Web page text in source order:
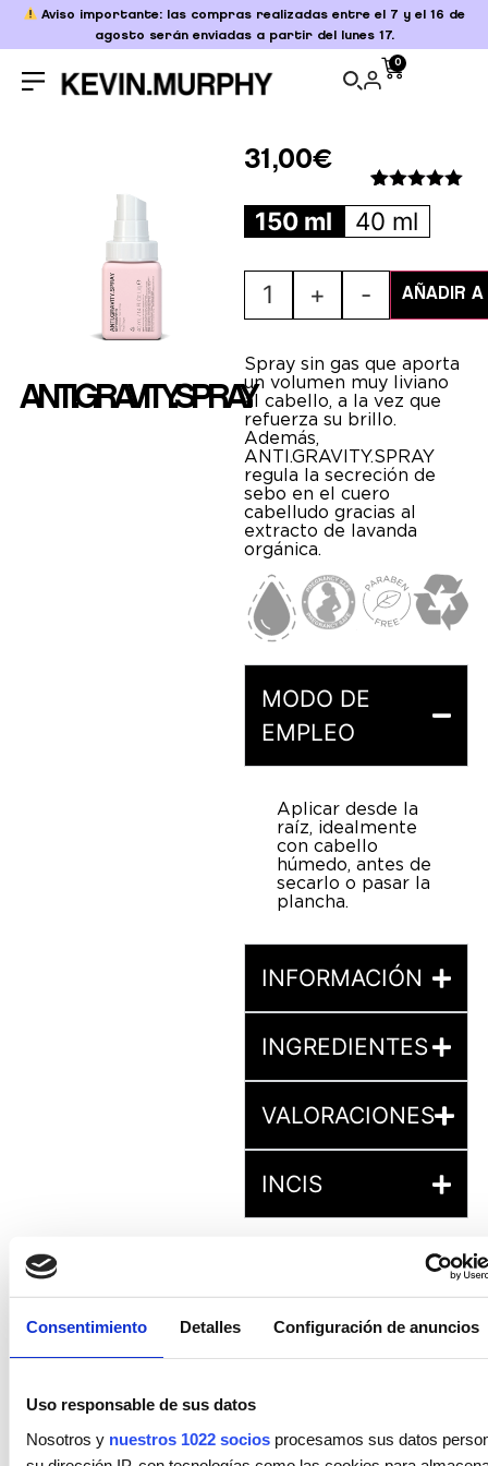
Consentimiento Detalles Configuración de anuncios
Uso responsable de sus datos
Nosotros y nuestros 1022 sociosprocesamos sus datos
Aviso importante: las compras realizadas entre el 7 y el 16 de
agosto serán enviadas a partir del lunes 17.
0
ANTI.GRAVITY.SPRAY
Valorado
con5.00
5 en base
1
de un
cliente
150 ml 40 ml
31,00€
1 + - AÑADIR
Spray sin gas que aporta
un volumen muy liviano
al cabello, a la vez que
refuerza su brillo.
Además,
ANTI.GRAVITY.SPRAY
regula la secreción de
sebo en el cuero
cabelludo gracias al
extracto de lavanda
orgánica.
MODO DE
EMPLEO
Aplicar desde la
raíz, idealmente
con cabello
húmedo, antes de
secarlo o pasar la
plancha.
INFORMACIÓN
INGREDIENTES
VALORACIONES
INCIS
RELACIONADOS